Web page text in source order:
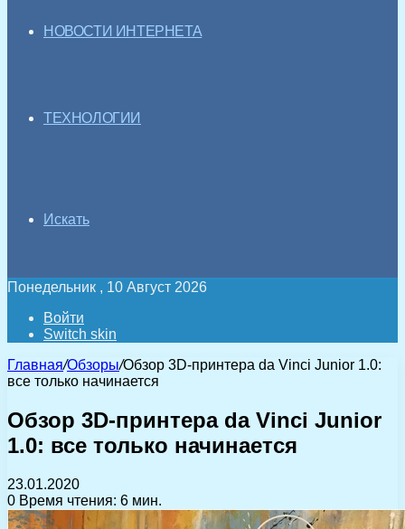
НОВОСТИ ИНТЕРНЕТА
ТЕХНОЛОГИИ
Искать
Понедельник , 10 Август 2026
Войти
Switch skin
Главная/Обзоры/Обзор 3D-принтера da Vinci Junior 1.0:
все только начинается
Обзор 3D-принтера da Vinci Junior
1.0: все только начинается
23.01.2020
0 Время чтения: 6 мин.